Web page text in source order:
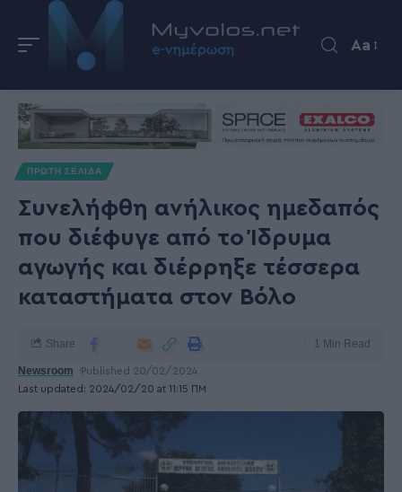
Aa
ΠΡΩΤΗ ΣΕΛΙΔΑ
Συνελήφθη ανήλικος ημεδαπός
που διέφυγε από το Ίδρυμα
αγωγής και διέρρηξε τέσσερα
καταστήματα στον Βόλο
Last updated: 2024/02/20 at 11:15 ΠΜ
Newsroom Published 20/02/2024
Share 1 Min Read